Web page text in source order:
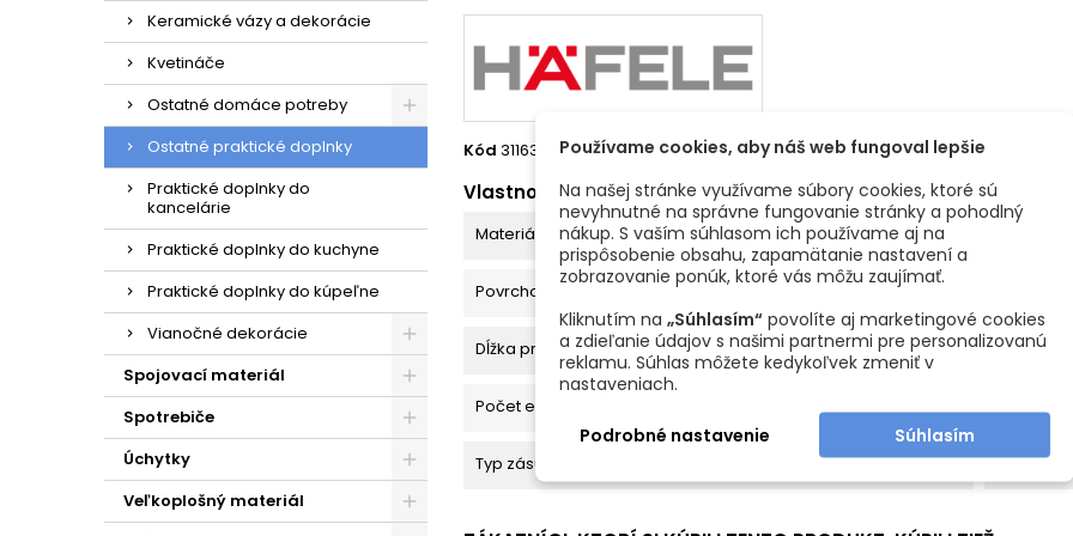
Keramické vázy a dekorácie
Kvetináče
Ostatné domáce potreby
Ostatné praktické doplnky
Praktické doplnky do
kancelárie
Praktické doplnky do kuchyne
Praktické doplnky do kúpeľne
Vianočné dekorácie
Spojovací materiál
Spotrebiče
Úchytky
Veľkoplošný materiál
Kód 31163
Vlastnosti produktu
Materiál Oceľ /
Povrchová úprava
Dĺžka pripojovacieho kábla 1,5 m
Počet elektrických zásuviek 3 x 230V
Typ zásuvky Typ F -
Používame cookies, aby náš web fungoval lepšie
Na našej stránke využívame súbory cookies, ktoré sú
nevyhnutné na správne fungovanie stránky a pohodlný
nákup. S vaším súhlasom ich používame aj na
prispôsobenie obsahu, zapamätanie nastavení a
zobrazovanie ponúk, ktoré vás môžu zaujímať.
Kliknutím na „Súhlasím“ povolíte aj marketingové cookies
a zdieľanie údajov s našimi partnermi pre personalizovanú
reklamu. Súhlas môžete kedykoľvek zmeniť v
nastaveniach.
Podrobné nastavenie Súhlasím